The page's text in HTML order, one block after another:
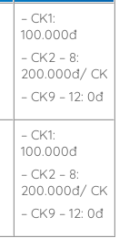
– CK1:
100.000đ
– CK2 – 8:
200.000đ/ CK
– CK9 – 12: 0đ
– CK1:
100.000đ
– CK2 – 8:
200.000đ/ CK
– CK9 – 12: 0đ